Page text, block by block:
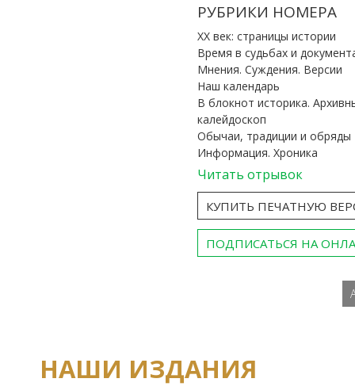
РУБРИКИ НОМЕРА
ХХ век: страницы истории
Время в судьбах и
Мнения. Суждения. Версии
Наш календарь
В блокнот историка.
калейдоскоп
Обычаи, традиции и обряды
Информация. Хроника
Читать отрывок
КУПИТЬ ПЕЧАТНУЮ
ПОДПИСАТЬСЯ НА
НАШИ ИЗДАНИЯ